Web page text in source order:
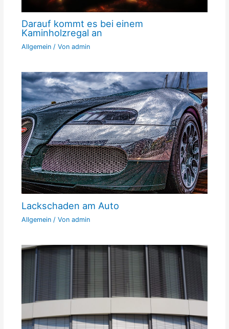
Darauf kommt es bei einem
Kaminholzregal an
Allgemein/ Von admin
Lackschaden am Auto
Allgemein/ Von admin